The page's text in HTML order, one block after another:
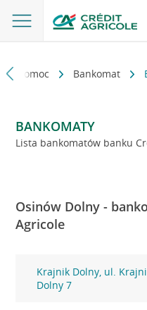
i pomoc Bankomat
BANKOMATY
Lista bankomatów banku
Osinów Dolny -
Agricole
Krajnik Dolny, ul.
Dolny 7